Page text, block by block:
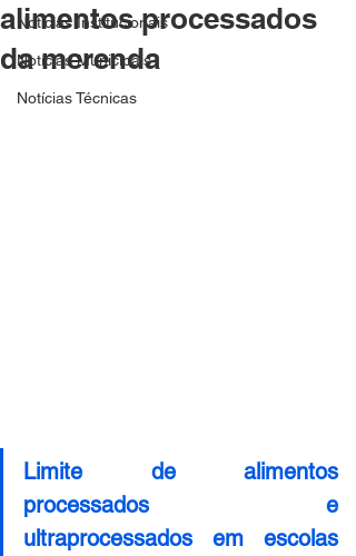
Notícias Institucionais
Notícias Municipais
Notícias Técnicas
alimentos processados
da merenda
Limite de alimentos
processados e
ultraprocessados em escolas